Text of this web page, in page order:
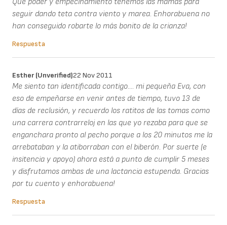
Qué poder y empecinamiento tenemos las mamás para
seguir dando teta contra viento y marea. Enhorabuena no
han conseguido robarte lo más bonito de la crianza!
Respuesta
Esther (unverified)22 Nov 2011
Me siento tan identificada contigo.... mi pequeña Eva, con
eso de empeñarse en venir antes de tiempo, tuvo 13 de
días de reclusión, y recuerdo los ratitos de las tomas como
una carrera contrarreloj en las que yo rezaba para que se
enganchara pronto al pecho porque a los 20 minutos me la
arrebataban y la atiborraban con el biberón. Por suerte (e
insitencia y apoyo) ahora está a punto de cumplir 5 meses
y disfrutamos ambas de una lactancia estupenda. Gracias
por tu cuento y enhorabuena!
Respuesta